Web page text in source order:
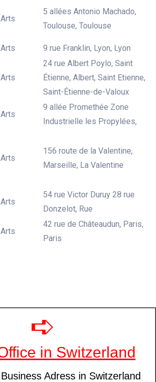
Arts
5 allées Antonio Machado,
Toulouse, Toulouse
Arts 9 rue Franklin, Lyon, Lyon
Arts
24 rue Albert Poylo, Saint
Étienne, Albert, Saint Etienne,
Saint-Étienne-de-Valoux
Arts
9 allée Promethée Zone
Industrielle les Propylées,
Arts
156 route de la Valentine,
Marseille, La Valentine
Arts
54 rue Victor Duruy 28 rue
Donzelot, Rue
Arts
42 rue de Châteaudun, Paris,
Paris